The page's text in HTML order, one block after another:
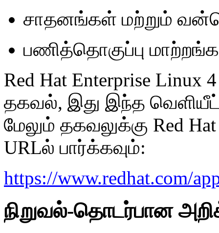
சாதனங்கள் மற்றும்
பணித்தொகுப்பு
Red Hat Enterprise
தகவல், இது இந்த
மேலும் தகவலுக்கு Red
URLல் பார்க்கவும்:
https://www.redhat.com/
நிறுவல்-தொடர்பான